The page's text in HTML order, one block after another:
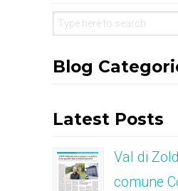
Blog
Latest Posts
Val di
comune